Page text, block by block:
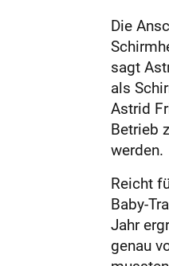
Die
sagt
als
Astrid
Betrieb
werden.
Reicht
Baby-
Jahr
genau